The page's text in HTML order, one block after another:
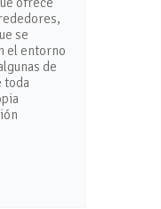
se
el entorno
de
toda